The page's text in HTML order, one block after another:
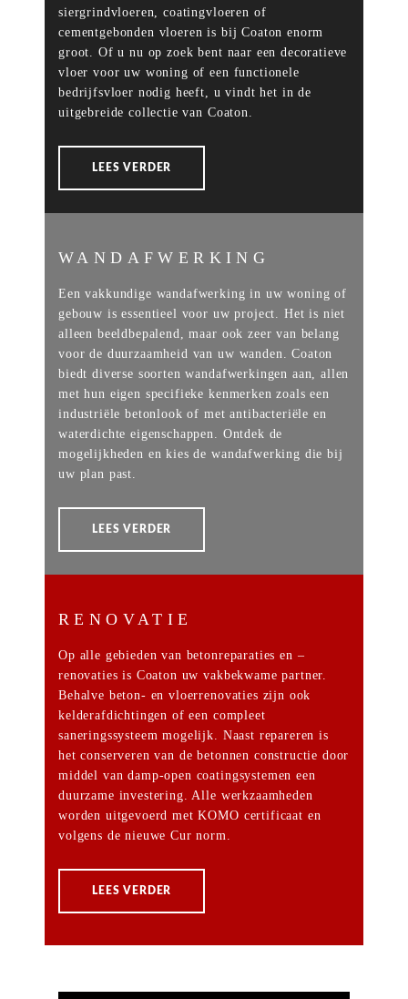
siergrindvloeren, coatingvloeren of
cementgebonden vloeren is bij Coaton enorm
groot. Of u nu op zoek bent naar een decoratieve
vloer voor uw woning of een functionele
bedrijfsvloer nodig heeft, u vindt het in de
uitgebreide collectie van Coaton.
LEES VERDER
WANDAFWERKING
Een vakkundige wandafwerking in uw woning of
gebouw is essentieel voor uw project. Het is niet
alleen beeldbepalend, maar ook zeer van belang
voor de duurzaamheid van uw wanden. Coaton
biedt diverse soorten wandafwerkingen aan, allen
met hun eigen specifieke kenmerken zoals een
industriële betonlook of met antibacteriële en
waterdichte eigenschappen. Ontdek de
mogelijkheden en kies de wandafwerking die bij
uw plan past.
LEES VERDER
RENOVATIE
Op alle gebieden van betonreparaties en –
renovaties is Coaton uw vakbekwame partner.
Behalve beton- en vloerrenovaties zijn ook
kelderafdichtingen of een compleet
saneringssysteem mogelijk. Naast repareren is
het conserveren van de betonnen constructie door
middel van damp-open coatingsystemen een
duurzame investering. Alle werkzaamheden
worden uitgevoerd met KOMO certificaat en
volgens de nieuwe Cur norm.
LEES VERDER